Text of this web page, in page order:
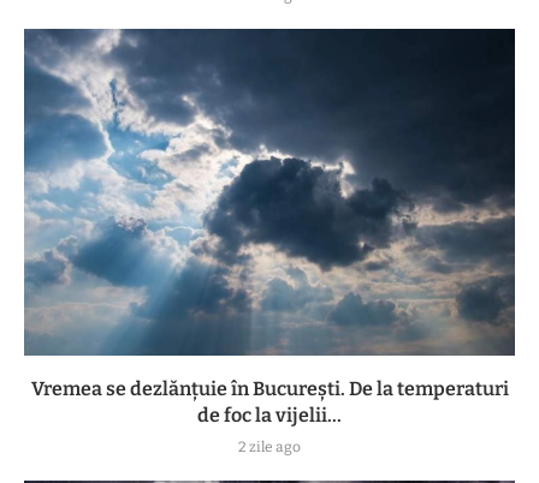
Vremea se dezlănțuie în București. De la temperaturi
de foc la vijelii...
2 zile ago